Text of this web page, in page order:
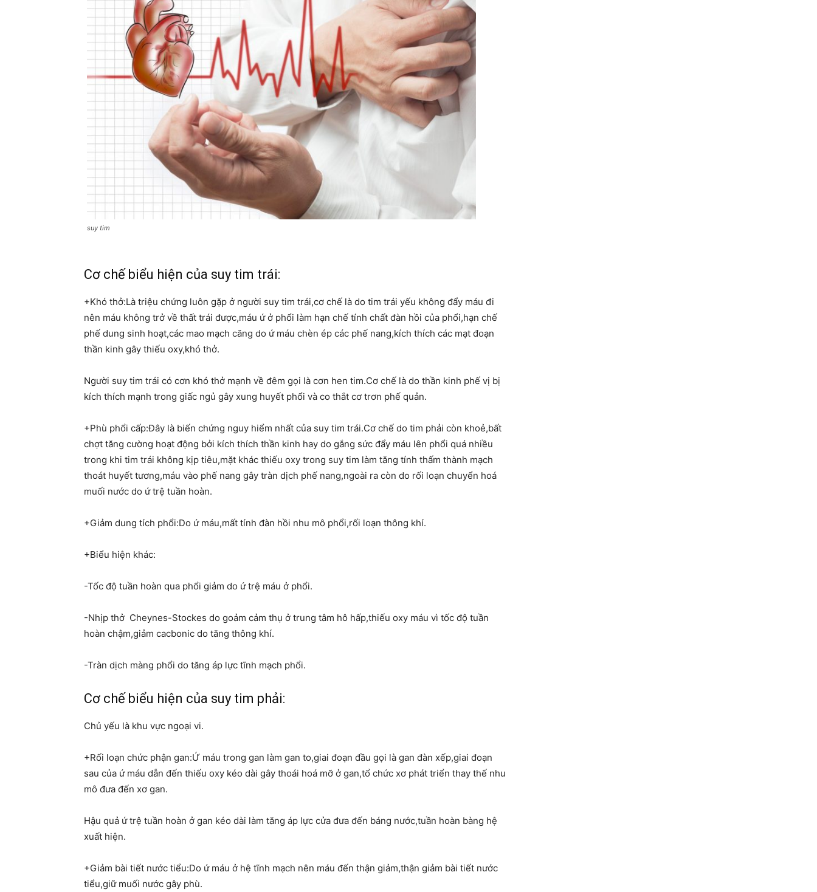
suy tim
Cơ chế biểu hiện của suy tim trái:
+Khó thở:Là triệu chứng luôn gặp ở người suy tim trái,cơ chế là do tim trái yếu không đẩy máu đi
nên máu không trở về thất trái được,máu ứ ở phổi làm hạn chế tính chất đàn hồi của phổi,hạn chế
phế dung sinh hoạt,các mao mạch căng do ứ máu chèn ép các phế nang,kích thích các mạt đoạn
thần kinh gây thiếu oxy,khó thở.
Người suy tim trái có cơn khó thở mạnh về đêm gọi là cơn hen tim.Cơ chế là do thần kinh phế vị bị
kích thích mạnh trong giấc ngủ gây xung huyết phổi và co thắt cơ trơn phế quản.
+Phù phổi cấp:Đây là biến chứng nguy hiểm nhất của suy tim trái.Cơ chế do tim phải còn khoẻ,bất
chợt tăng cường hoạt động bởi kích thích thần kinh hay do gắng sức đẩy máu lên phổi quá nhiều
trong khi tim trái không kịp tiêu,mặt khác thiếu oxy trong suy tim làm tăng tính thấm thành mạch
thoát huyết tương,máu vào phế nang gây tràn dịch phế nang,ngoài ra còn do rối loạn chuyển hoá
muối nước do ứ trệ tuần hoàn.
+Giảm dung tích phổi:Do ứ máu,mất tính đàn hồi nhu mô phổi,rối loạn thông khí.
+Biểu hiện khác:
-Tốc độ tuần hoàn qua phổi giảm do ứ trệ máu ở phổi.
-Nhịp thở Cheynes-Stockes do goảm cảm thụ ở trung tâm hô hấp,thiếu oxy máu vì tốc độ tuần
hoàn chậm,giảm cacbonic do tăng thông khí.
-Tràn dịch màng phổi do tăng áp lực tĩnh mạch phổi.
Cơ chế biểu hiện của suy tim phải:
Chủ yếu là khu vực ngoại vi.
+Rối loạn chức phận gan:Ứ máu trong gan làm gan to,giai đoạn đầu gọi là gan đàn xếp,giai đoạn
sau của ứ máu dẫn đến thiếu oxy kéo dài gây thoái hoá mỡ ở gan,tổ chức xơ phát triển thay thế nhu
mô đưa đến xơ gan.
Hậu quả ứ trệ tuần hoàn ở gan kéo dài làm tăng áp lực cửa đưa đến báng nước,tuần hoàn bàng hệ
xuất hiện.
+Giảm bài tiết nước tiểu:Do ứ máu ở hệ tĩnh mạch nên máu đến thận giảm,thận giảm bài tiết nước
tiểu,giữ muối nước gây phù.